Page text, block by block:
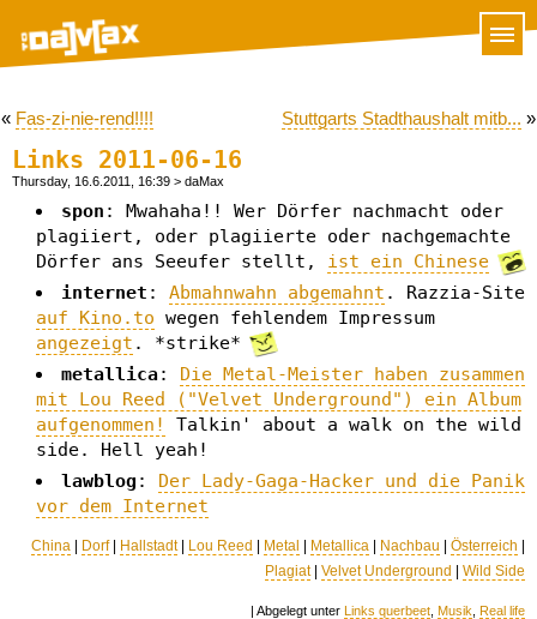
« Fas-zi-nie-rend!!!! Stuttgarts Stadthaushalt mitb... »
Links 2011-06-16
Thursday, 16.6.2011, 16:39 > daMax
spon : Mwahaha!! Wer Dörfer nachmacht oder
plagiiert, oder plagiierte oder nachgemachte
Dörfer ans Seeufer stellt, ist ein Chinese
internet : Abmahnwahn abgemahnt . Razzia-Site
auf Kino.to wegen fehlendem Impressum
angezeigt . *strike*
metallica: Die Metal-Meister haben zusammen
mit Lou Reed ("Velvet Underground") ein Album
aufgenommen!
Talkin' about a walk on the wild
side. Hell yeah!
lawblog : Der Lady-Gaga-Hacker und die Panik
vor dem Internet
China Dorf| Hallstadt| Lou Reed Metal Metallica Nachbau Österreich
Plagiat| Velvet Underground Wild Side
| Abgelegt unter Links querbeet Musik Real life